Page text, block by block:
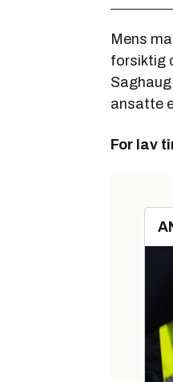
Mens
forsiktig
ansatte
For lav